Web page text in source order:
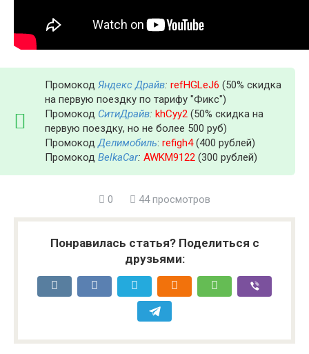
Промокод Яндекс Драйв: refHGLeJ6 (50% скидка
на первую поездку по тарифу "Фикс")
Промокод СитиДрайв: khCyy2 (50% скидка на
первую поездку, но не более 500 руб)
ПромокодДелимобиль: refigh4(400 рублей)
Промокод BelkaCar: AWKM9122 (300 рублей)
0 44 просмотров
Понравилась статья? Поделиться с
друзьями: